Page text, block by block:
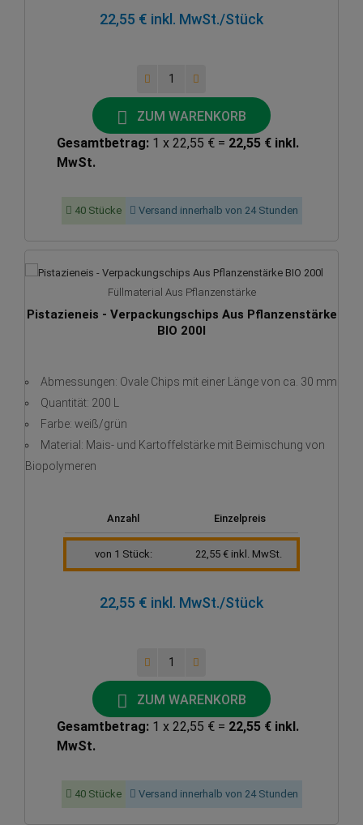
22,55 € inkl. MwSt./Stück
ZUM WARENKORB
Gesamtbetrag: 1 x 22,55 € = 22,55 € inkl.
MwSt.
40 Stücke Versand innerhalb von 24 Stunden
Füllmaterial Aus Pflanzenstärke
Pistazieneis - Verpackungschips Aus Pflanzenstärke
BIO 200l
Abmessungen: Ovale Chips mit einer Länge von ca. 30 mm
Quantität: 200 L
Farbe: weiß/grün
Material: Mais- und Kartoffelstärke mit Beimischung von
Biopolymeren
Anzahl Einzelpreis
von 1 Stück: 22,55 € inkl. MwSt.
22,55 € inkl. MwSt./Stück
ZUM WARENKORB
Gesamtbetrag: 1 x 22,55 € = 22,55 € inkl.
MwSt.
40 Stücke Versand innerhalb von 24 Stunden